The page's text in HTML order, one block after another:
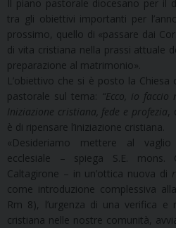
Il piano pastorale diocesano per il
tra gli obiettivi importanti per
prossimo, quello di «passare dai
di vita cristiana nella prassi attuale
preparazione al matrimonio».
L’obiettivo che si è posto la
pastorale sul tema: “Ecco, io
Iniziazione cristiana, fede e profezia,
è di ripensare l’iniziazione cristiana.
«Desideriamo mettere al
ecclesiale – spiega S.E. mons.
Caltagirone – in un’ottica nuova di
come introduzione complessiva alla
Rm 8), l’urgenza di una verifica e
cristiana nelle nostre comunità,